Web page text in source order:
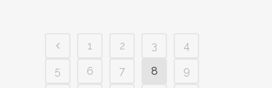
1 2 3
4
5
6 7 8
9